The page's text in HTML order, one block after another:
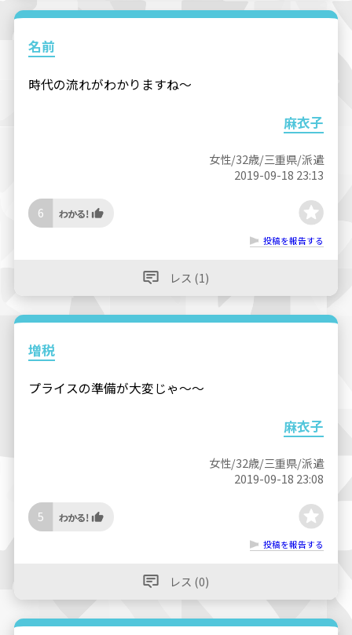
名前
時代の流れがわかりますね〜
麻衣子
女性/32歳/三重県/派遣
2019-09-18 23:13
6
投稿を報告する
レス (1)
増税
プライスの準備が大変じゃ〜〜
麻衣子
女性/32歳/三重県/派遣
2019-09-18 23:08
5
投稿を報告する
レス (0)